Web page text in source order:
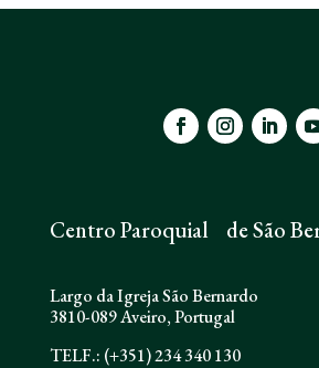
Centro Paroquial de São
Largo da Igreja São Bernardo
3810-089 Aveiro, Portugal
TELF.: (+351) 234 340 130